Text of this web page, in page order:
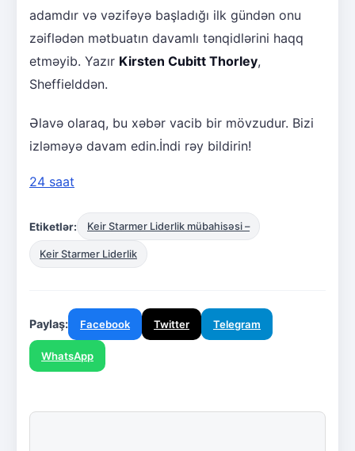
adamdır və vəzifəyə başladığı ilk gündən onu
zəiflədən mətbuatın davamlı tənqidlərini haqq
etməyib. Yazır Kirsten Cubitt Thorley,
Sheffielddən.
Əlavə olaraq, bu xəbər vacib bir mövzudur. Bizi
izləməyə davam edin.İndi rəy bildirin!
24 saat
Etiketlər: Keir Starmer Liderlik mübahisəsi –
Keir Starmer Liderlik
Paylaş: Facebook Twitter Telegram
WhatsApp